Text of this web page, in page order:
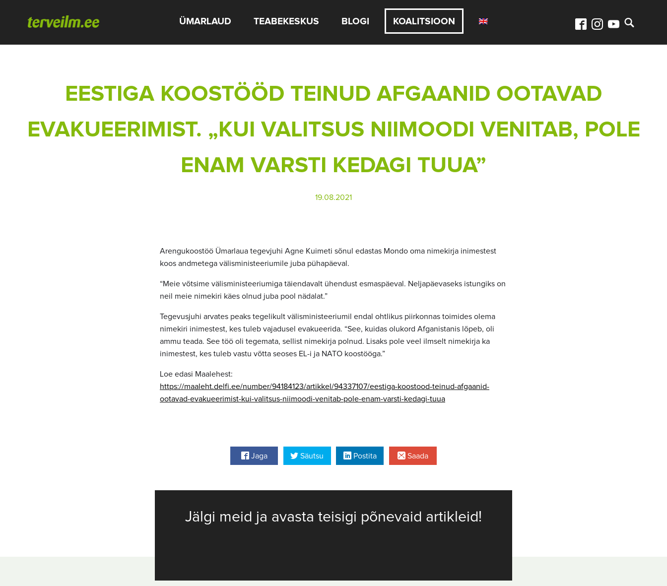
ÜMARLAUD TEABEKESKUS BLOGI KOALITSIOON
EESTIGA KOOSTÖÖD TEINUD AFGAANID OOTAVAD
EVAKUEERIMIST. „KUI VALITSUS NIIMOODI VENITAB, POLE
ENAM VARSTI KEDAGI TUUA”
19.08.2021
Arengukoostöö Ümarlaua tegevjuhi Agne Kuimeti sõnul edastas Mondo oma nimekirja inimestest
koos andmetega välisministeeriumile juba pühapäeval.
“Meie võtsime välisministeeriumiga täiendavalt ühendust esmaspäeval. Neljapäevaseks istungiks on
neil meie nimekiri käes olnud juba pool nädalat.”
Tegevusjuhi arvates peaks tegelikult välisministeeriumil endal ohtlikus piirkonnas toimides olema
nimekiri inimestest, kes tuleb vajadusel evakueerida. “See, kuidas olukord Afganistanis lõpeb, oli
ammu teada. See töö oli tegemata, sellist nimekirja polnud. Lisaks pole veel ilmselt nimekirja ka
inimestest, kes tuleb vastu võtta seoses EL-i ja NATO koostööga.”
Loe edasi Maalehest:
https://maaleht.delfi.ee/number/94184123/artikkel/94337107/eestiga-koostood-teinud-afgaanid-
ootavad-evakueerimist-kui-valitsus-niimoodi-venitab-pole-enam-varsti-kedagi-tuua
Jaga Säutsu Postita Saada
Jälgi meid ja avasta teisigi põnevaid artikleid!